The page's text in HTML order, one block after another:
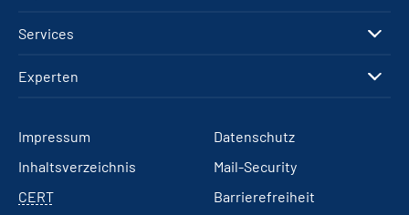
Services
Experten
Impressum
Datenschutz
Inhaltsverzeichnis
Mail-Security
CERT
Barrierefreiheit